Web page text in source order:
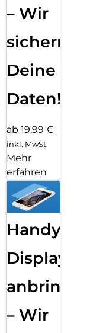
– Wir
sichern
Deine
Daten!
ab 19,99 €
inkl. MwSt.
Mehr
erfahren
Handy
Displayfolie
anbringen
– Wir